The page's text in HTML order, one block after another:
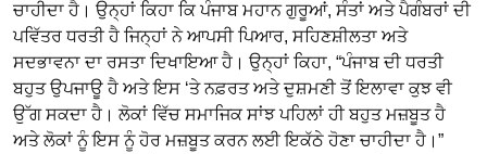
ਚਾਹੀਦਾ ਹੈ। ਉਨ੍ਹਾਂ ਕਿਹਾ ਕਿ ਪੰਜਾਬ ਮਹਾਨ ਗੁਰੂਆਂ, ਸੰਤਾਂ ਅਤੇ ਪੈਗੰਬਰਾਂ ਦੀ
ਪਵਿੱਤਰ ਧਰਤੀ ਹੈ ਜਿਨ੍ਹਾਂ ਨੇ ਆਪਸੀ ਪਿਆਰ, ਸਹਿਣਸ਼ੀਲਤਾ ਅਤੇ
ਸਦਭਾਵਨਾ ਦਾ ਰਸਤਾ ਦਿਖਾਇਆ ਹੈ। ਉਨ੍ਹਾਂ ਕਿਹਾ, “ਪੰਜਾਬ ਦੀ ਧਰਤੀ
ਬਹੁਤ ਉਪਜਾਊ ਹੈ ਅਤੇ ਇਸ ‘ਤੇ ਨਫ਼ਰਤ ਅਤੇ ਦੁਸ਼ਮਣੀ ਤੋਂ ਇਲਾਵਾ ਕੁਝ ਵੀ
ਉੱਗ ਸਕਦਾ ਹੈ। ਲੋਕਾਂ ਵਿੱਚ ਸਮਾਜਿਕ ਸਾਂਝ ਪਹਿਲਾਂ ਹੀ ਬਹੁਤ ਮਜ਼ਬੂਤ ਹੈ
ਅਤੇ ਲੋਕਾਂ ਨੂੰ ਇਸ ਨੂੰ ਹੋਰ ਮਜ਼ਬੂਤ ਕਰਨ ਲਈ ਇਕੱਠੇ ਹੋਣਾ ਚਾਹੀਦਾ ਹੈ।”